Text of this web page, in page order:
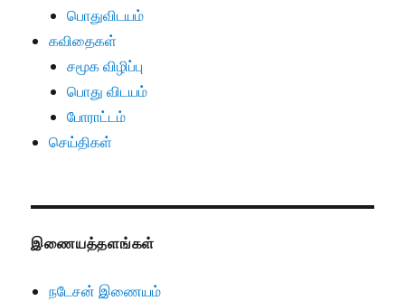
பொதுவிடயம்
கவிதைகள்
சமூக விழிப்பு
பொது விடயம்
போராட்டம்
செய்திகள்
இணையத்தளங்கள்
நடேசன் இணையம்